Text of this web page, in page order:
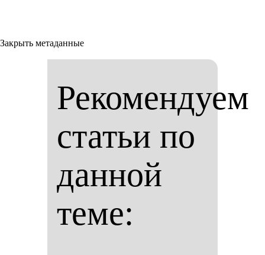
Закрыть метаданные
Рекомендуем
статьи по
данной
теме: